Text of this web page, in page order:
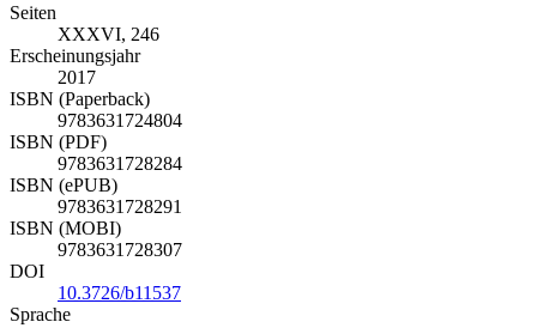
Seiten
XXXVI, 246
Erscheinungsjahr
2017
ISBN (Paperback)
9783631724804
ISBN (PDF)
9783631728284
ISBN (ePUB)
9783631728291
ISBN (MOBI)
9783631728307
DOI
10.3726/b11537
Sprache